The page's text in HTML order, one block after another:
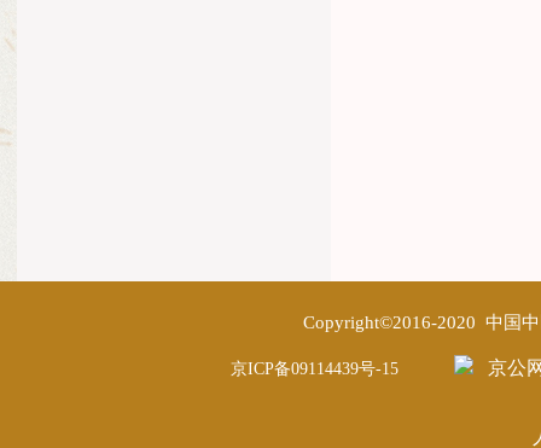
Copyright©2016-2020 中国
京ICP备09114439号-15 京公